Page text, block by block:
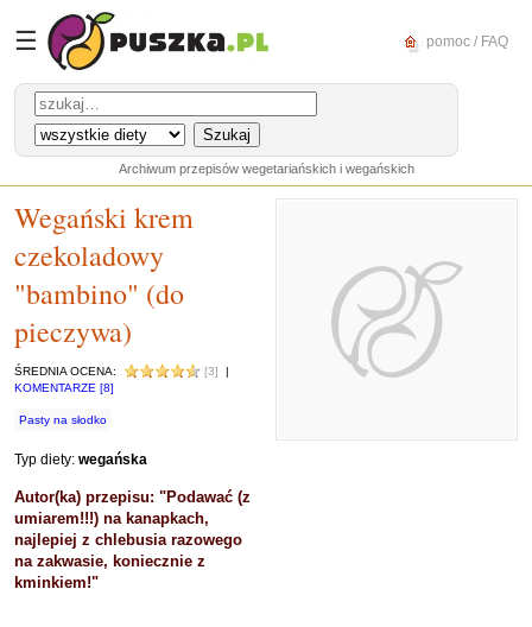
☰ pomoc / FAQ
Archiwum przepisów wegetariańskich i wegańskich
Wegański krem
czekoladowy
"bambino" (do
pieczywa)
ŚREDNIA OCENA: [3]
|
KOMENTARZE [8]
Pasty na słodko
Typ diety: wegańska
Autor(ka) przepisu: "Podawać (z
umiarem!!!) na kanapkach,
najlepiej z chlebusia razowego
na zakwasie, koniecznie z
kminkiem!"